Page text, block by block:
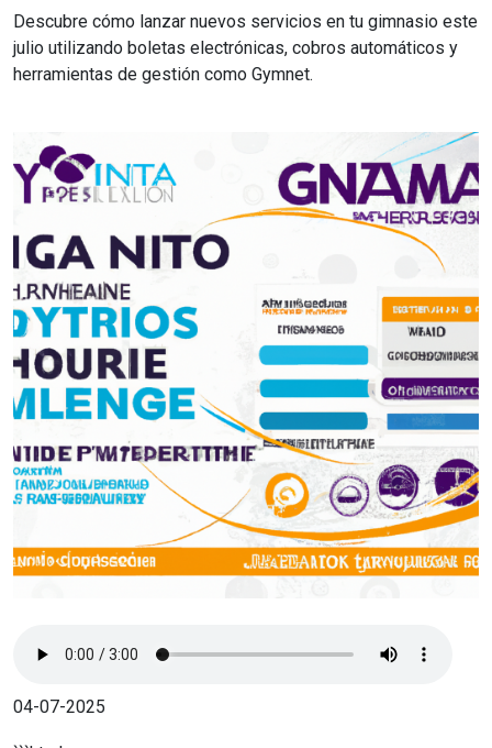
Descubre cómo lanzar nuevos servicios en tu gimnasio este
julio utilizando boletas electrónicas, cobros automáticos y
herramientas de gestión como Gymnet.
04-07-2025